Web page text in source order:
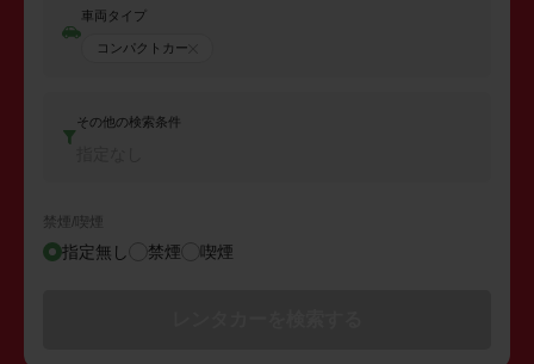
車両タイプ
コンパクトカー
その他の検索条件
禁煙/喫煙
指定無し 禁煙 喫煙